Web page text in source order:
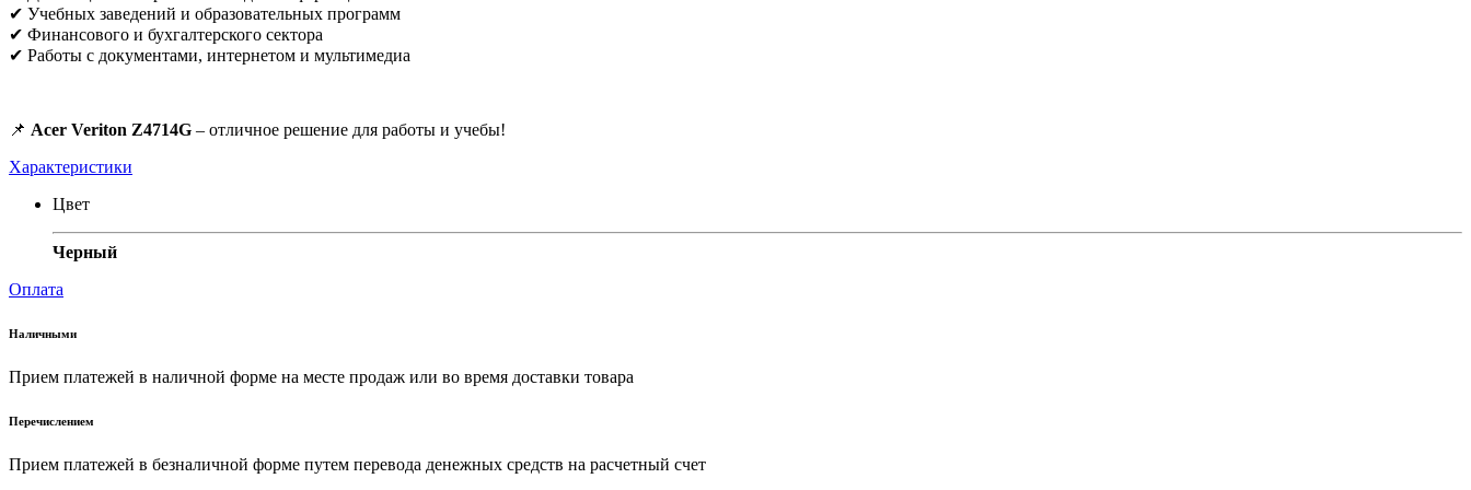
✔ Учебных заведений и образовательных программ
✔ Финансового и бухгалтерского сектора
✔ Работы с документами, интернетом и мультимедиа
📌 Acer Veriton Z4714G – отличное решение для работы и учебы!
Характеристики
Цвет
Черный
Оплата
Наличными
Прием платежей в наличной форме на месте продаж или во время доставки товара
Перечислением
Прием платежей в безналичной форме путем перевода денежных средств на расчетный счет